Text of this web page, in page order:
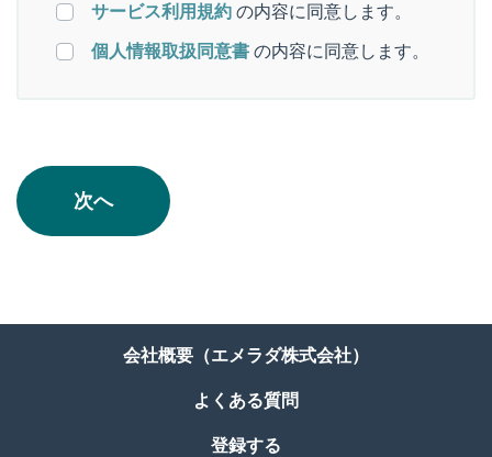
サービス利用規約 の内容に同意します。
個人情報取扱同意書 の内容に同意します。
次へ
会社概要（エメラダ株式会社）
よくある質問
登録する